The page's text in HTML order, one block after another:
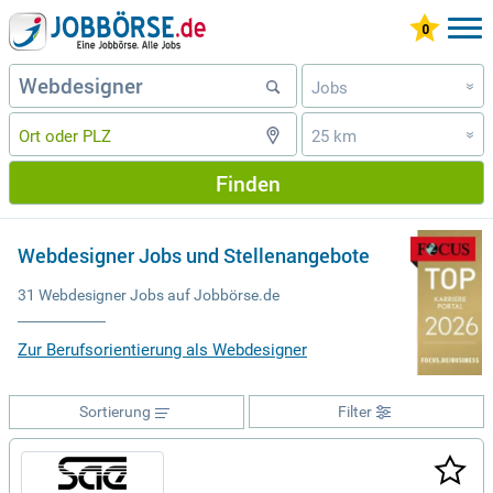
Jobs »
25 km »
Finden
Webdesigner Jobs und Stellenangebote
31 Webdesigner Jobs auf Jobbörse.de
Zur Berufsorientierung als Webdesigner
Filter
Sortierung